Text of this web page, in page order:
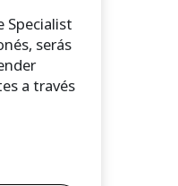
Specialist
serás
a través